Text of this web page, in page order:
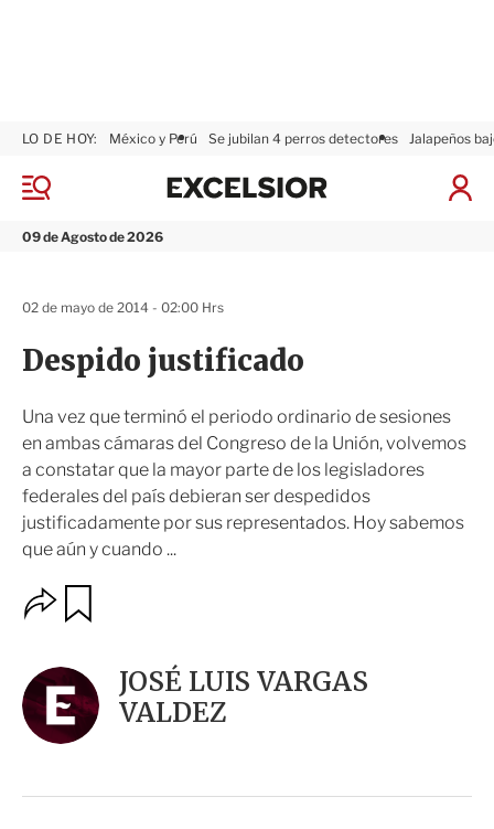
M
n
09 de Agosto de 2026
LO DE HOY: México y Perú Se jubilan 4 perros detectores Jalapeños
I
n
x
Despido justificado
Una vez que terminó el periodo ordinario de sesiones
en ambas cámaras del Congreso de la Unión, volvemos
a constatar que la mayor parte de los legisladores
federales del país debieran ser despedidos
justificadamente por sus representados. Hoy sabemos
que aún y cuando ...
02 de mayo de 2014 - 02:00 Hrs
O
p
n
e
s
c
a
r
JOSÉ LUIS VARGAS
VALDEZ